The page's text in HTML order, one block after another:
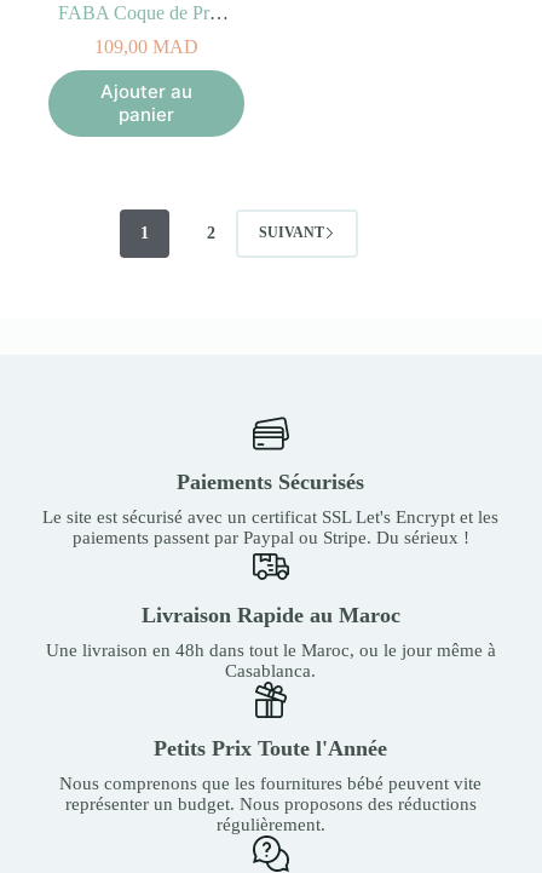
FABA Coque de Protection Rouge pour Conteur d’histoires
109,00 MAD
Ajouter au
panier
1 2 SUIVANT
Paiements Sécurisés
Le site est sécurisé avec un certificat SSL Let's Encrypt et les
paiements passent par Paypal ou Stripe. Du sérieux !
Livraison Rapide au Maroc
Une livraison en 48h dans tout le Maroc, ou le jour même à
Casablanca.
Petits Prix Toute l'Année
Nous comprenons que les fournitures bébé peuvent vite
représenter un budget. Nous proposons des réductions
régulièrement.